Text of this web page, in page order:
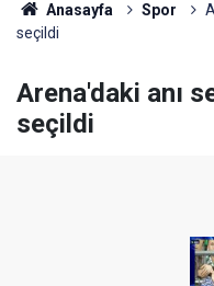
Anasayfa Spor
seçildi
Arena'daki anı
seçildi